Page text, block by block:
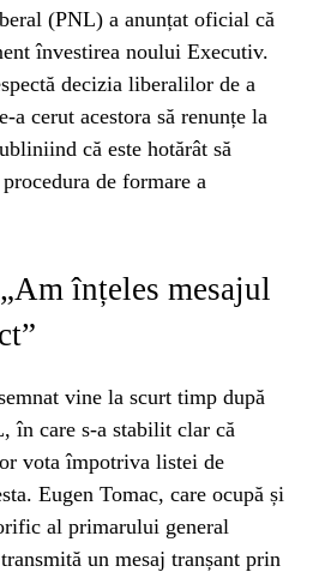
(PNL) a anunțat oficial că
învestirea noului Executiv.
decizia liberalilor de a
a cerut acestora să renunțe la
că este hotărât să
de formare a
înțeles mesajul
vine la scurt timp după
în care s-a stabilit clar că
vota împotriva listei de
Eugen Tomac, care ocupă și
al primarului general
un mesaj tranșant prin